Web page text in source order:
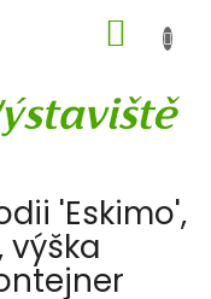
KOŠÍK
'Eskimo',
výška